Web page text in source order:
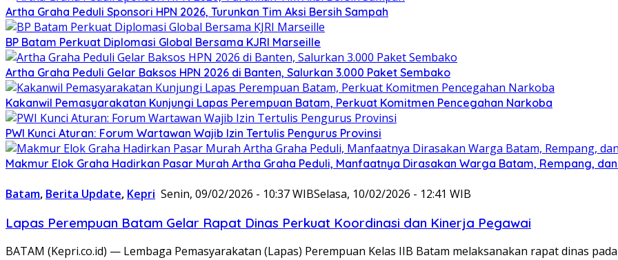
Artha Graha Peduli Sponsori HPN 2026, Turunkan Tim Aksi Bersih Sampah
BP Batam Perkuat Diplomasi Global Bersama KJRI Marseille
Artha Graha Peduli Gelar Baksos HPN 2026 di Banten, Salurkan 3.000 Paket Sembako
Kakanwil Pemasyarakatan Kunjungi Lapas Perempuan Batam, Perkuat Komitmen Pencegahan Narkoba
PWI Kunci Aturan: Forum Wartawan Wajib Izin Tertulis Pengurus Provinsi
Makmur Elok Graha Hadirkan Pasar Murah Artha Graha Peduli, Manfaatnya Dirasakan Warga Batam, Rempang,
Batam, Berita Update, Kepri Senin, 09/02/2026 - 10:37 WIBSelasa, 10/02/2026 - 12:41 WIB
Lapas Perempuan Batam Gelar Rapat Dinas Perkuat Koordinasi dan Kinerja Pegawai
BATAM (Kepri.co.id) — Lembaga Pemasyarakatan (Lapas) Perempuan Kelas IIB Batam melaksanakan rapat dinas